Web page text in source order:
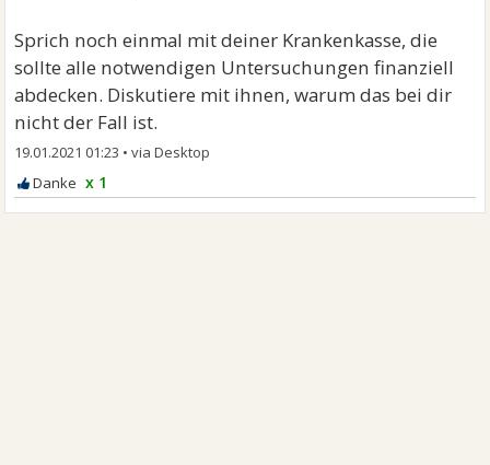
Sprich noch einmal mit deiner Krankenkasse, die
sollte alle notwendigen Untersuchungen finanziell
abdecken. Diskutiere mit ihnen, warum das bei dir
nicht der Fall ist.
19.01.2021 01:23 •
x 1